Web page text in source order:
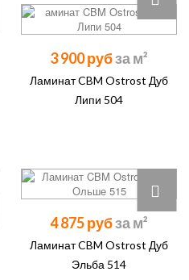
3 900 руб
Ламинат CBM Ostrost Дуб
Липи 504
4 875 руб
Ламинат CBM Ostrost Дуб
Эльба 514